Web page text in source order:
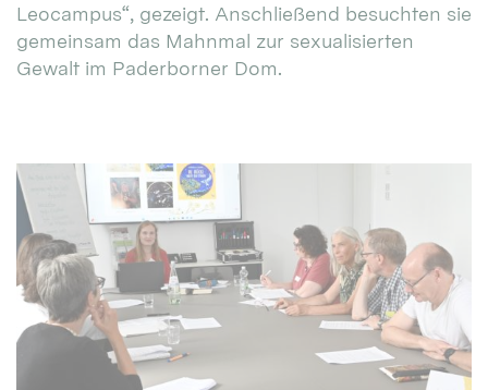
Leocampus“, gezeigt. Anschließend besuchten sie
gemeinsam das Mahnmal zur sexualisierten
Gewalt im Paderborner Dom.